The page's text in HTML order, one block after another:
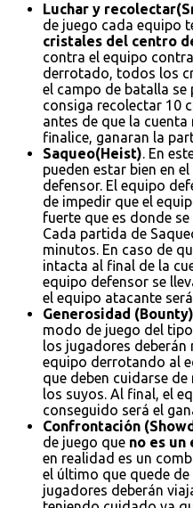
Luchar y
de juego cada equipo
cristales del centro
contra el equipo
derrotado, todos los
el campo de batalla se
consiga recolectar 10
antes de que la
finalice, ganaran la
Saqueo(Heist). En
pueden estar bien en
defensor. El equipo
de impedir que el
fuerte que es donde
Cada partida de
minutos. En caso de
intacta al final de la
equipo defensor se
el equipo atacante
Generosidad (Bounty)
modo de juego del
los jugadores deberán
equipo derrotando al
que deben cuidarse
los suyos. Al final, el
conseguido será el
Confrontación
de juego que no es un
en realidad es un
el último que quede de
jugadores deberán